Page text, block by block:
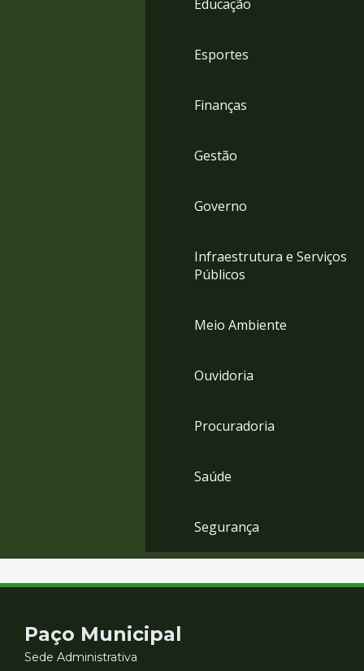
Educação
Esportes
Finanças
Gestão
Governo
Infraestrutura e Serviços
Públicos
Meio Ambiente
Ouvidoria
Procuradoria
Saúde
Segurança
Contato
Paço Municipal
Sede Administrativa